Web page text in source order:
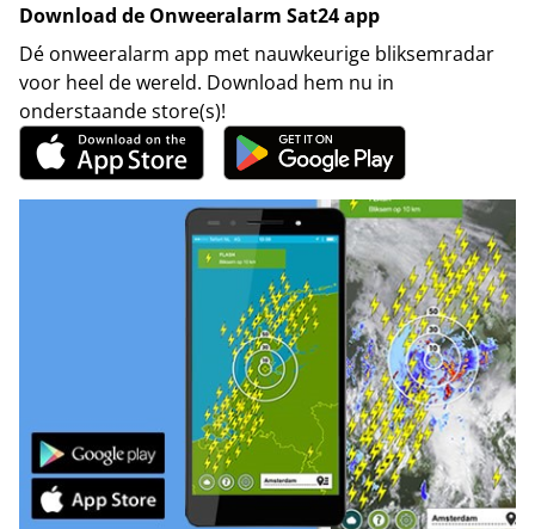
Download de Onweeralarm Sat24 app
Dé onweeralarm app met nauwkeurige bliksemradar
voor heel de wereld. Download hem nu in
onderstaande store(s)!